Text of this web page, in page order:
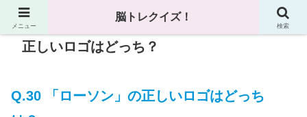
正しいロゴはどっち？
Q.30 「ローソン」の正しいロゴはどっち
メニュー
脳トレクイズ！
検索